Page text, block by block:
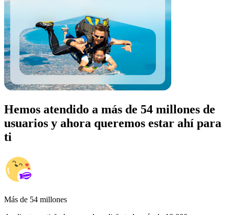
Hemos atendido a más de 54 millones de
usuarios y ahora queremos estar ahí para
ti
Más de 54 millones